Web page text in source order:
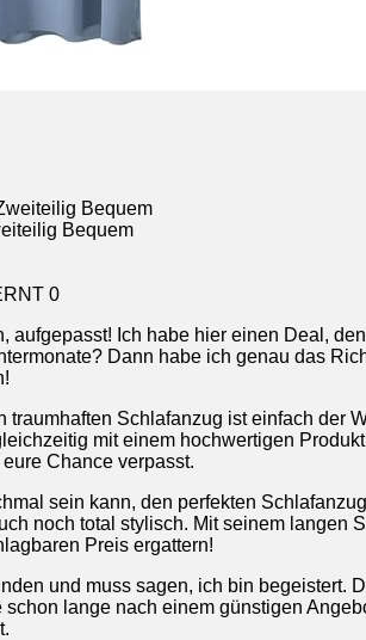
Bequem
0
aufgepasst! Ich habe hier einen Deal,
Dann habe ich genau das
traumhaften Schlafanzug ist einfach der
mit einem hochwertigen
Chance verpasst.
sein kann, den perfekten
noch total stylisch. Mit seinem
Preis ergattern!
und muss sagen, ich bin
lange nach einem günstigen